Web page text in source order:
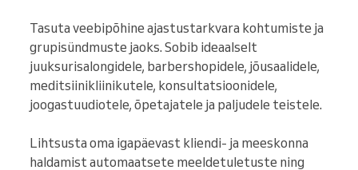
Tasuta veebipõhine ajastustarkvara kohtumiste ja
grupisündmuste jaoks. Sobib ideaalselt
juuksurisalongidele, barbershopidele, jõusaalidele,
meditsiinikliinikutele, konsultatsioonidele,
joogastuudiotele, õpetajatele ja paljudele teistele.
Lihtsusta oma igapäevast kliendi- ja meeskonna
haldamist automaatsete meeldetuletuste ning